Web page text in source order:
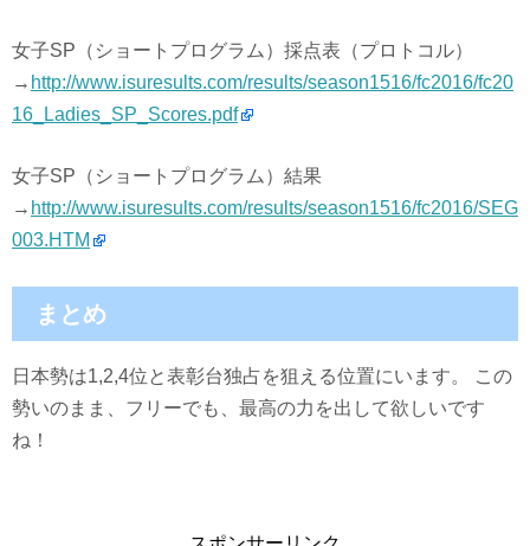
女子SP（ショートプログラム）採点表（プロトコル）
→ http://www.isuresults.com/results/season1516/fc2016/fc20
16_Ladies_SP_Scores.pdf
女子SP（ショートプログラム）結果
→ http://www.isuresults.com/results/season1516/fc2016/SEG
003.HTM
まとめ
日本勢は1,2,4位と表彰台独占を狙える位置にいます。 この
勢いのまま、フリーでも、最高の力を出して欲しいです
ね！